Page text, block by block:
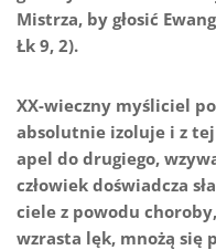
Mistrza, by głosić
Łk 9, 2).
XX-wieczny myśliciel
absolutnie izoluje i z
apel do drugiego,
człowiek doświadcza
ciele z powodu
wzrasta lęk, mnożą się